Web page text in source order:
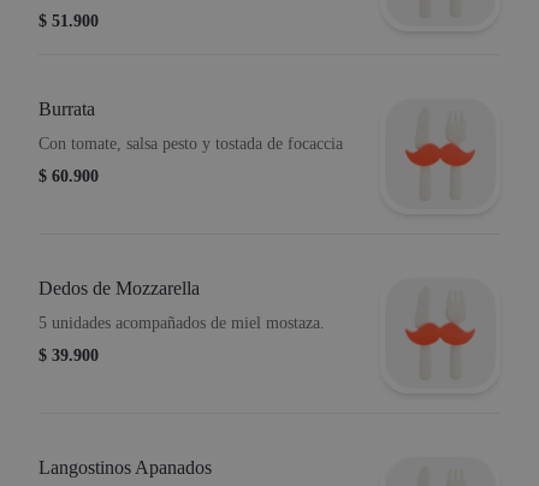
$ 51.900
Burrata
Con tomate, salsa pesto y tostada de focaccia
$ 60.900
Dedos de Mozzarella
5 unidades acompañados de miel mostaza.
$ 39.900
Langostinos Apanados